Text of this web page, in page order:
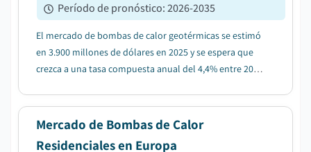
Período de pronóstico:2026-2035
El mercado de bombas de calor geotérmicas se estimó
en 3.900 millones de dólares en 2025 y se espera que
crezca a una tasa compuesta anual del 4,4% entre 2026
Mercado de Bombas de Calor
Residenciales en Europa